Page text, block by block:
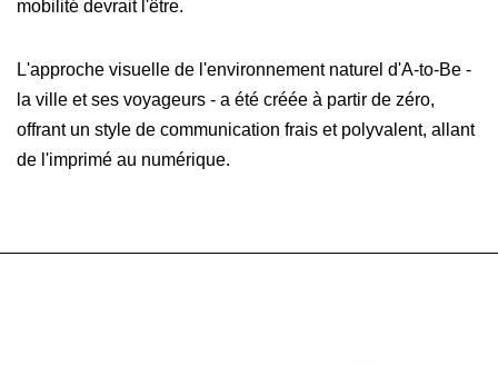
mobilité devrait l'être.
L'approche visuelle de l'environnement naturel d'A-to-Be -
la ville et ses voyageurs - a été créée à partir de zéro,
offrant un style de communication frais et polyvalent, allant
de l'imprimé au numérique.